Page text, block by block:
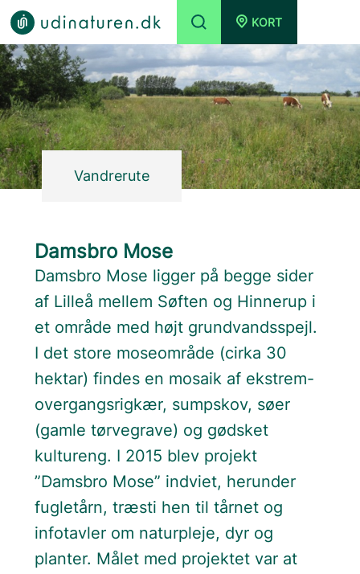
KORT
Vandrerute
Damsbro Mose
Damsbro Mose ligger på begge sider
af Lilleå mellem Søften og Hinnerup i
et område med højt grundvandsspejl.
I det store moseområde (cirka 30
hektar) findes en mosaik af ekstrem-
overgangsrigkær, sumpskov, søer
(gamle tørvegrave) og gødsket
kultureng. I 2015 blev projekt
”Damsbro Mose” indviet, herunder
fugletårn, træsti hen til tårnet og
infotavler om naturpleje, dyr og
planter. Målet med projektet var at